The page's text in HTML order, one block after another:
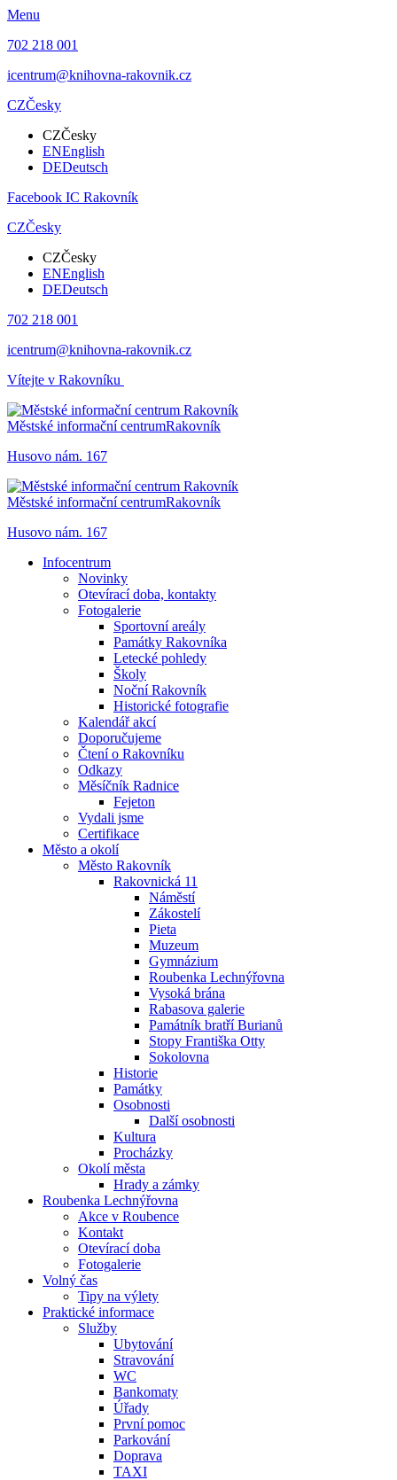
Menu
702 218 001
icentrum@knihovna-rakovnik.cz
CZČesky
CZČesky
ENEnglish
DEDeutsch
Facebook IC Rakovník
CZČesky
CZČesky
ENEnglish
DEDeutsch
702 218 001
icentrum@knihovna-rakovnik.cz
Vítejte v Rakovníku
Městské informační centrumRakovník
Husovo nám. 167
Městské informační centrumRakovník
Husovo nám. 167
Infocentrum
Novinky
Otevírací doba, kontakty
Fotogalerie
Sportovní areály
Památky Rakovníka
Letecké pohledy
Školy
Noční Rakovník
Historické fotografie
Kalendář akcí
Doporučujeme
Čtení o Rakovníku
Odkazy
Měsíčník Radnice
Fejeton
Vydali jsme
Certifikace
Město a okolí
Město Rakovník
Rakovnická 11
Náměstí
Zákostelí
Pieta
Muzeum
Gymnázium
Roubenka Lechnýřovna
Vysoká brána
Rabasova galerie
Památník bratří Burianů
Stopy Františka Otty
Sokolovna
Historie
Památky
Osobnosti
Další osobnosti
Kultura
Procházky
Okolí města
Hrady a zámky
Roubenka Lechnýřovna
Akce v Roubence
Kontakt
Otevírací doba
Fotogalerie
Volný čas
Tipy na výlety
Praktické informace
Služby
Ubytování
Stravování
WC
Bankomaty
Úřady
První pomoc
Parkování
Doprava
TAXI